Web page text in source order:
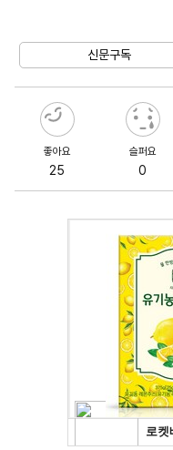
신문구독
좋아요
25
슬퍼요
0